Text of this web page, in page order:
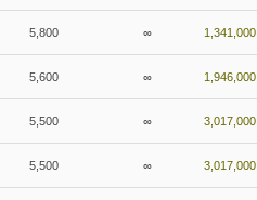
5,800 ∞ 1,341,000
5,600 ∞ 1,946,000
5,500 ∞ 3,017,000
5,500 ∞ 3,017,000